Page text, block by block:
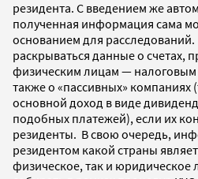
резидента. С введением же
полученная информация сама
основанием для
раскрываться данные о счетах,
физическим лицам — налоговым
также о «пассивных» компаниях
основной доход в виде
подобных платежей), если их
резиденты. В свою очередь,
резидентом какой страны
физическое, так и юридическое